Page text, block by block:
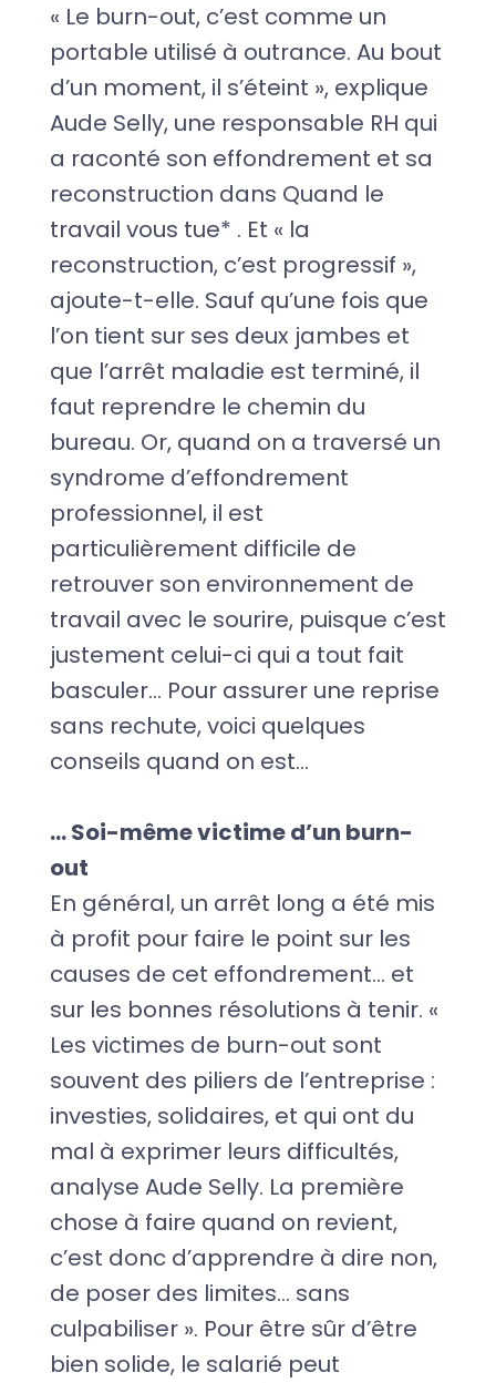
« Le burn-out, c’est comme un
portable utilisé à outrance. Au bout
d’un moment, il s’éteint », explique
Aude Selly, une responsable RH qui
a raconté son effondrement et sa
reconstruction dans Quand le
travail vous tue* . Et « la
reconstruction, c’est progressif »,
ajoute-t-elle. Sauf qu’une fois que
l’on tient sur ses deux jambes et
que l’arrêt maladie est terminé, il
faut reprendre le chemin du
bureau. Or, quand on a traversé un
syndrome d’effondrement
professionnel, il est
particulièrement difficile de
retrouver son environnement de
travail avec le sourire, puisque c’est
justement celui-ci qui a tout fait
basculer… Pour assurer une reprise
sans rechute, voici quelques
conseils quand on est…
… Soi-même victime d’un burn-
out
En général, un arrêt long a été mis
à profit pour faire le point sur les
causes de cet effondrement… et
sur les bonnes résolutions à tenir. «
Les victimes de burn-out sont
souvent des piliers de l’entreprise :
investies, solidaires, et qui ont du
mal à exprimer leurs difficultés,
analyse Aude Selly. La première
chose à faire quand on revient,
c’est donc d’apprendre à dire non,
de poser des limites… sans
culpabiliser ». Pour être sûr d’être
bien solide, le salarié peut